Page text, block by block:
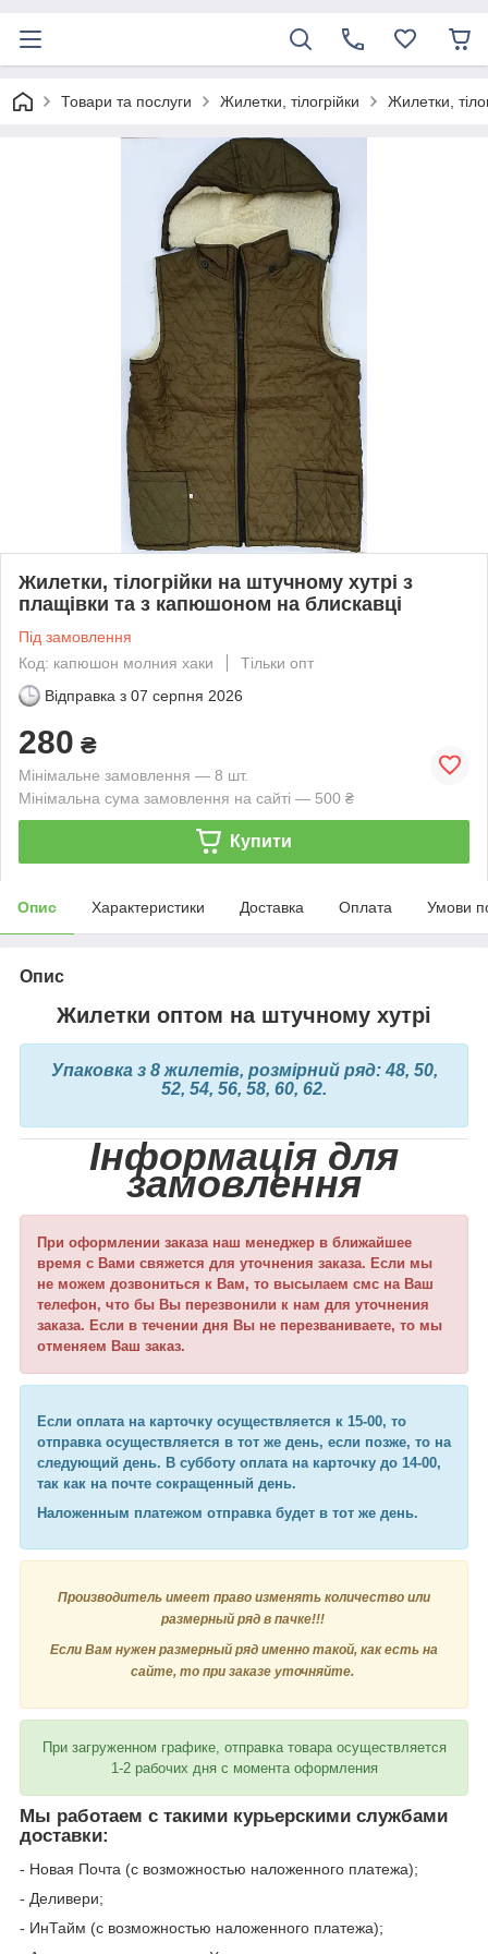
Товари та послуги Жилетки, тілогрійки Жилетки,
Жилетки, тілогрійки на штучному хутрі з
плащівки та з капюшоном на блискавці
Під замовлення
Код: капюшон молния хаки
Тільки опт
Відправка з 07 серпня 2026
280 ₴
Мінімальне замовлення — 8 шт.
Мінімальна сума замовлення на сайті — 500 ₴
Купити
Опис Характеристики Доставка Оплата Умови
Опис
Жилетки оптом на штучному хутрі
Упаковка з 8 жилетів, розмірний ряд: 48, 50,
52, 54, 56, 58, 60, 62.
Інформація для
замовлення
При оформлении заказа наш менеджер в ближайшее
время с Вами свяжется для уточнения заказа. Если мы
не можем дозвониться к Вам, то высылаем смс на Ваш
телефон, что бы Вы перезвонили к нам для уточнения
заказа. Если в течении дня Вы не перезваниваете, то мы
отменяем Ваш заказ.
Если оплата на карточку осуществляется к 15-00, то
отправка осуществляется в тот же день, если позже, то на
следующий день. В субботу оплата на карточку до 14-00,
так как на почте сокращенный день.
Наложенным платежом отправка будет в тот же день.
Производитель имеет право изменять количество или
размерный ряд в пачке!!!
Если Вам нужен размерный ряд именно такой, как есть на
сайте, то при заказе уточняйте.
При загруженном графике, отправка товара осуществляется
1-2 рабочих дня с момента оформления
Мы работаем с такими курьерскими службами
доставки:
- Новая Почта (с возможностью наложенного платежа);
- Деливери;
- ИнТайм (с возможностью наложенного платежа);